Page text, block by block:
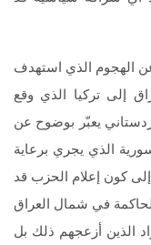
الهجوم الذي استهدف
إلى تركيا الذي وقع
يعبّر بوضوح عن
الذي يجري برعاية
إلى كون إعلام الحزب قد
في شمال العراق
الذين أزعجهم ذلك بل